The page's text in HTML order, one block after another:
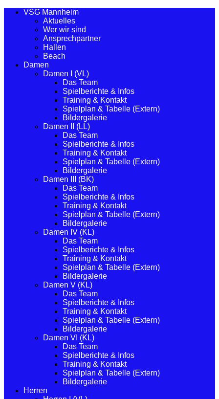
VSG Mannheim
Aktuelles
Wer wir sind
Ansprechpartner
Hallen
Beach
Damen
Damen I (VL)
Das Team
Spielberichte & Infos
Training & Kontakt
Spielplan & Tabelle (Extern)
Bildergalerie
Damen II (LL)
Das Team
Spielberichte & Infos
Training & Kontakt
Spielplan & Tabelle (Extern)
Bildergalerie
Damen III (BK)
Das Team
Spielberichte & Infos
Training & Kontakt
Spielplan & Tabelle (Extern)
Bildergalerie
Damen IV (KL)
Das Team
Spielberichte & Infos
Training & Kontakt
Spielplan & Tabelle (Extern)
Bildergalerie
Damen V (KL)
Das Team
Spielberichte & Infos
Training & Kontakt
Spielplan & Tabelle (Extern)
Bildergalerie
Damen VI (KL)
Das Team
Spielberichte & Infos
Training & Kontakt
Spielplan & Tabelle (Extern)
Bildergalerie
Herren